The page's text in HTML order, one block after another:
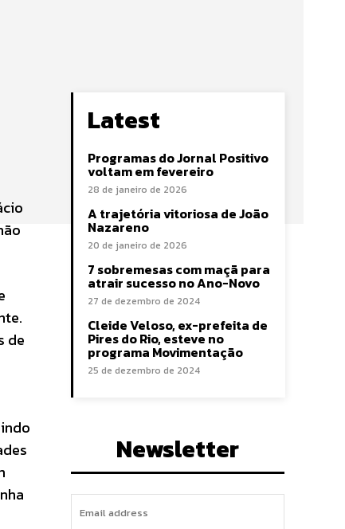
de
Latest
Programas do Jornal Positivo
voltam em fevereiro
28 de janeiro de 2026
A trajetória vitoriosa de João
Nazareno
20 de janeiro de 2026
7 sobremesas com maçã para
atrair sucesso no Ano-Novo
27 de dezembro de 2024
Cleide Veloso, ex-prefeita de
Pires do Rio, esteve no
programa Movimentação
25 de dezembro de 2024
Newsletter